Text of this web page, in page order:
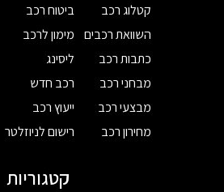
קטלוג רכב
השוואת רכבים
כתבות רכב
מבחני רכב
מבצעי רכב
מחירון רכב
ביטוח רכב
מימון לרכב
ליסינג
רכב חדש
ייעוץ רכב
רישום לניוזלטר
קטגוריות